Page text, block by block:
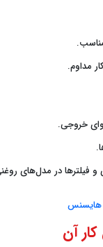
مداوم.
خروجی.
فیلترها در مدل‌های
هایسنس
آن